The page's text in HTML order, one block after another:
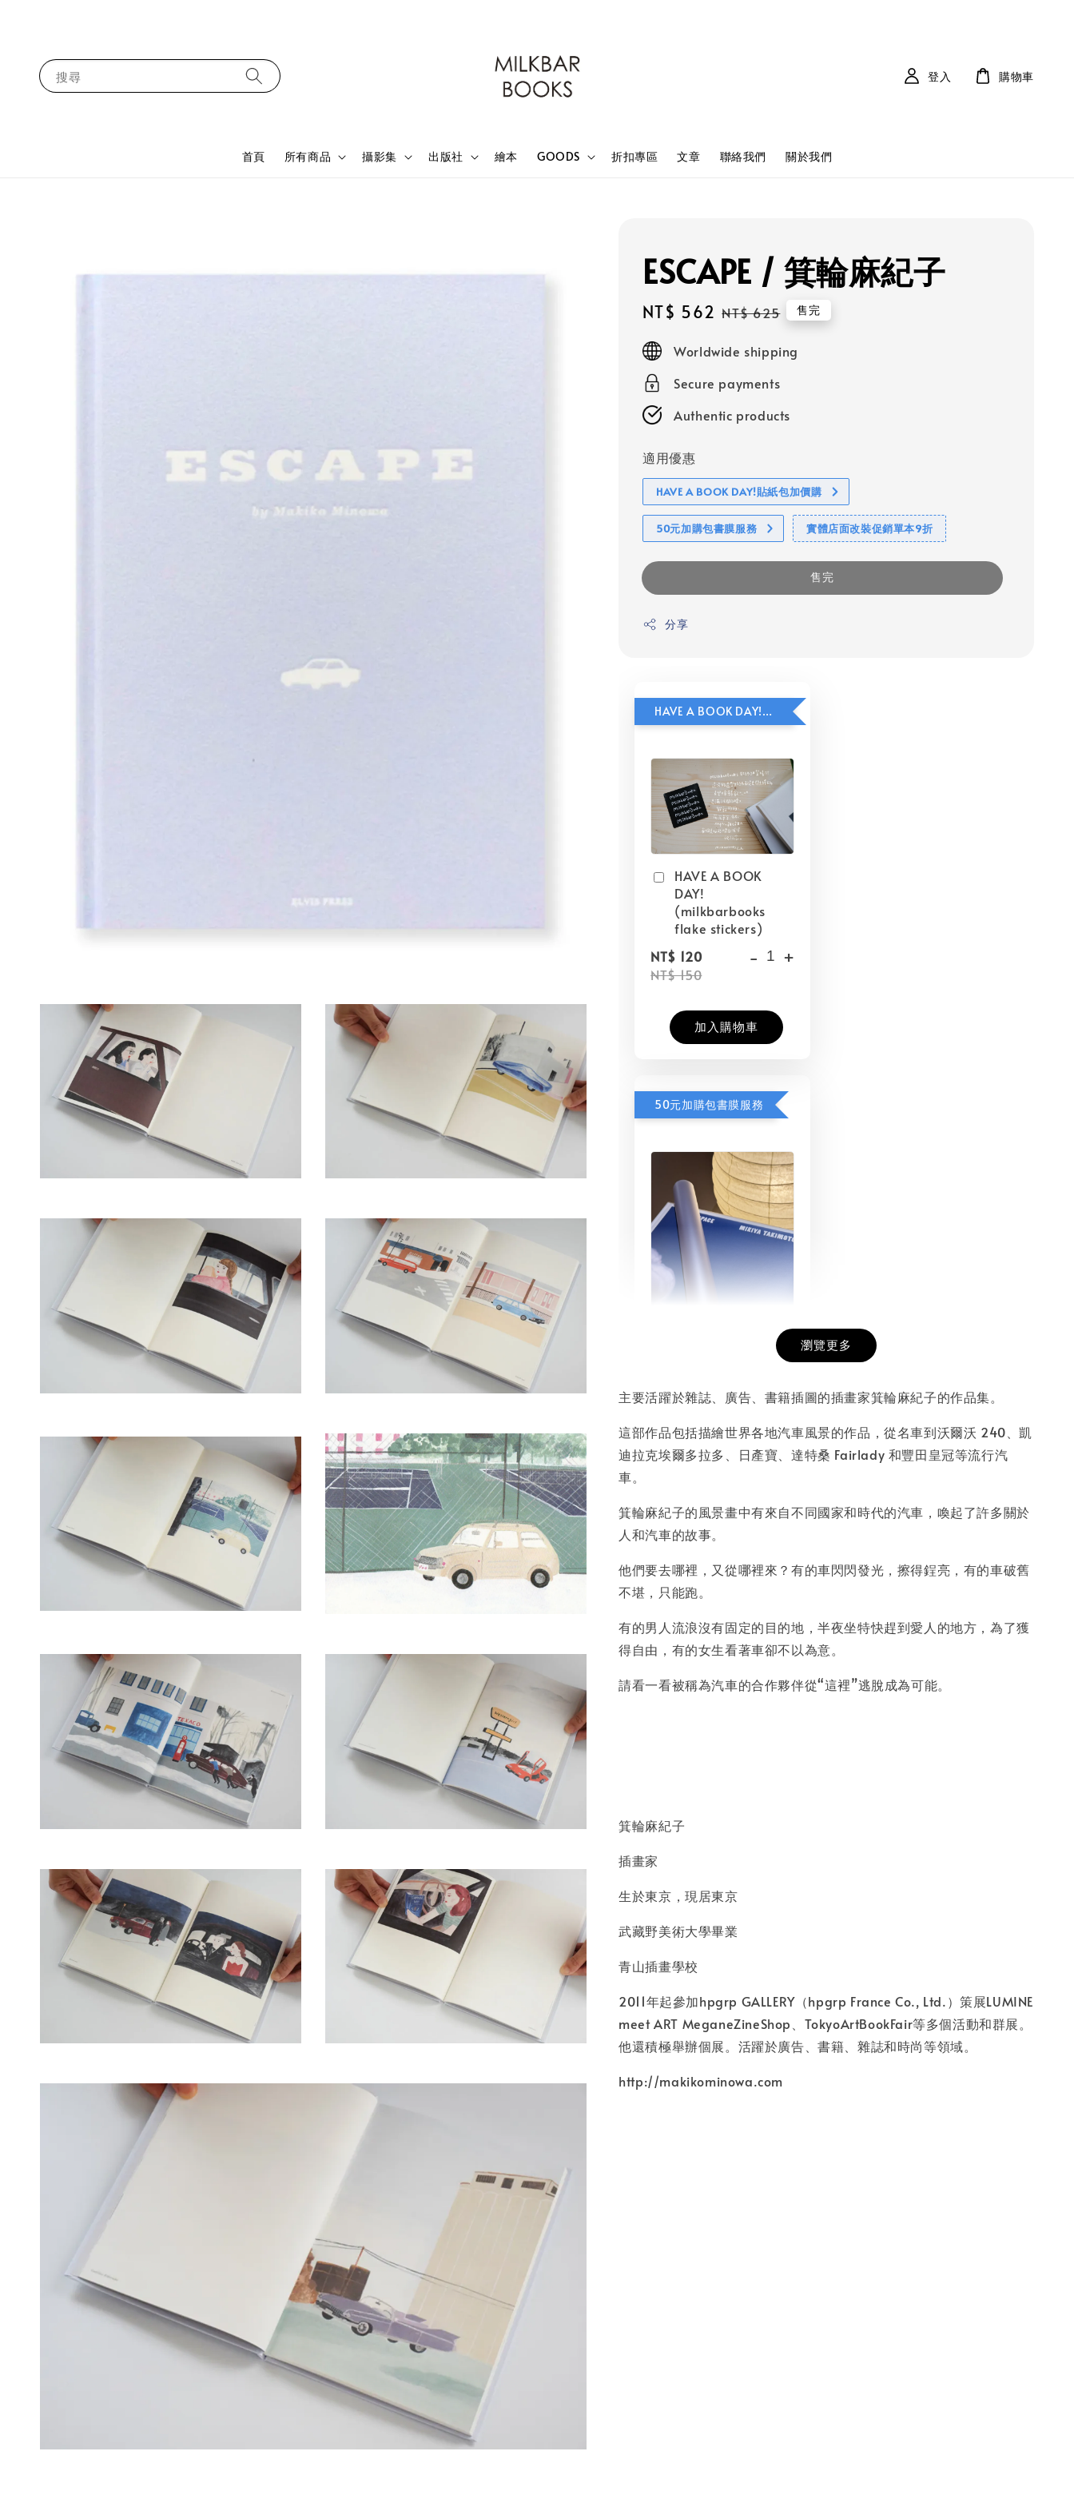
搜尋
首頁 所有商品 攝影集 出版社 繪本 GOODS 折扣專區 文章 聯絡我們 關於我們
登入 購物車
ESCAPE / 箕輪麻紀子
Sale
price
NT$ 562 Regular
NT$ 625 售完
Worldwide shipping
Secure payments
Authentic products
適用優惠
HAVE A BOOK DAY!貼紙包加價購
50元加購包書膜服務 實體店面改裝促銷單本9折
售完
分享
HAVE A BOOK DAY!貼紙包加價購
HAVE A BOOK
DAY!
(milkbarbooks
flake stickers)
NT$ 120
NT$ 150
- +
加入購物車
50元加購包書膜服務
NT$ 50
- +
加入購物車
瀏覽更多
主要活躍於雜誌、廣告、書籍插圖的插畫家箕輪麻紀子的作品集。
這部作品包括描繪世界各地汽車風景的作品，從名車到沃爾沃 240、凱
迪拉克埃爾多拉多、日產寶、達特桑 Fairlady 和豐田皇冠等流行汽
車。
箕輪麻紀子的風景畫中有來自不同國家和時代的汽車，喚起了許多關於
人和汽車的故事。
他們要去哪裡，又從哪裡來？有的車閃閃發光，擦得鋥亮，有的車破舊
不堪，只能跑。
有的男人流浪沒有固定的目的地，半夜坐特快趕到愛人的地方，為了獲
得自由，有的女生看著車卻不以為意。
請看一看被稱為汽車的合作夥伴從“這裡”逃脫成為可能。
箕輪麻紀子
插畫家
生於東京，現居東京
武藏野美術大學畢業
青山插畫學校
2011年起參加hpgrp GALLERY（hpgrp France Co., Ltd.）策展LUMINE
meet ART MeganeZineShop、TokyoArtBookFair等多個活動和群展。
他還積極舉辦個展。活躍於廣告、書籍、雜誌和時尚等領域。
http://makikominowa.com